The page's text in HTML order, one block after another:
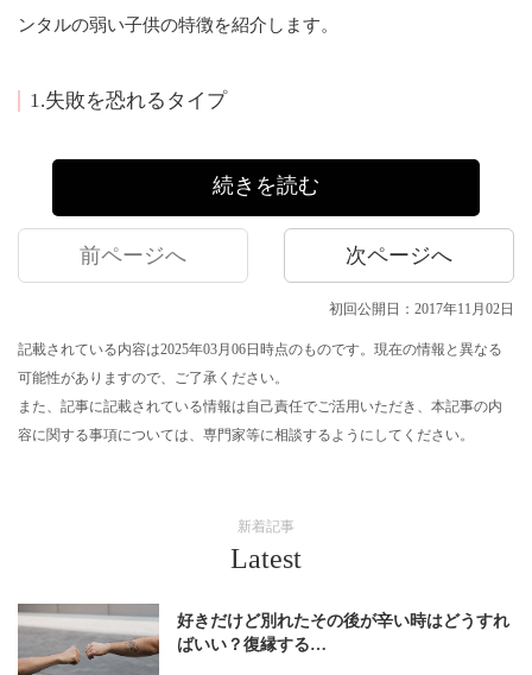
ンタルの弱い子供の特徴を紹介します。
1.失敗を恐れるタイプ
続きを読む
前ページへ 次ページへ
初回公開日：2017年11月02日
記載されている内容は2025年03月06日時点のものです。現在の情報と異なる
可能性がありますので、ご了承ください。
また、記事に記載されている情報は自己責任でご活用いただき、本記事の内
容に関する事項については、専門家等に相談するようにしてください。
新着記事
Latest
好きだけど別れたその後が辛い時はどうすれ
ばいい？復縁する…